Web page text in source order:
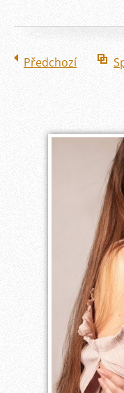
Předchozí